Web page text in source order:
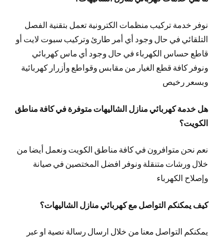
نوفر خدمة تركيب منظمات الكترونية تعمل بتقنية الفصل
التلقائي في حال وجود أي أمر طارئ وتركيب سبوت لايت أو
قاطع حساس الكهرباء في حال وجود أي ماس كهربائي
ونوفر كافة قطع الغيار من مقابس وقواطع وأزرار كهربائية
وبسعر رخيص
هل خدمة كهربائي منازل الشاليهات متوفرة في كافة مناطق
الكويت؟
نعم نحن متوافرون في كافة مناطق الكويت ونعمل أيضا من
خلال ورشات متنقلة ونوفر افضل المختصين في صيانة
وإصلاح الكهرباء
كيف يمكنكم التواصل مع كهربائي منازل الشاليهات؟
يمكنكم التواصل معنا من خلال ارسال رسالة نصية او عبر